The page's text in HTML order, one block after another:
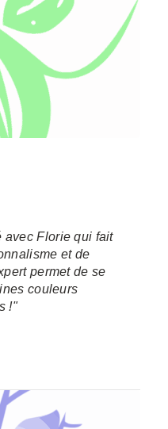
avec Florie qui fait
et de
permet de se
couleurs
!"